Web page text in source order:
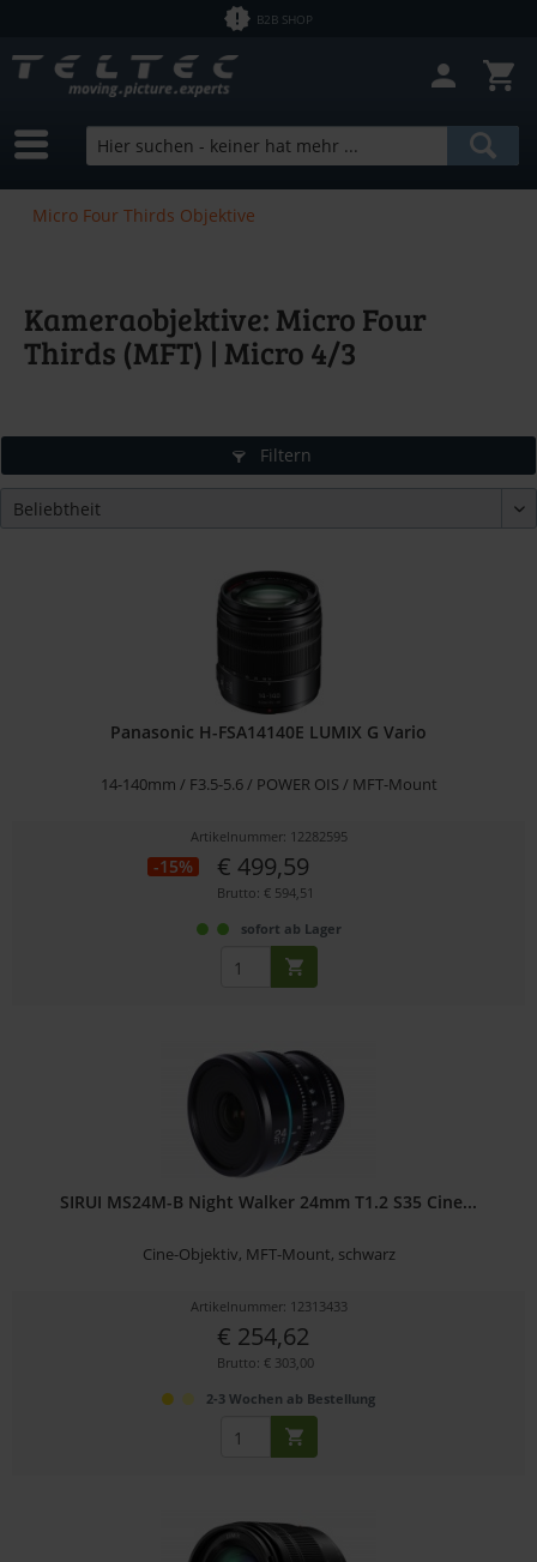
B2B SHOP
Micro Four Thirds Objektive
Kameraobjektive: Micro Four
Thirds (MFT) | Micro 4/3
Filtern
Panasonic H-FSA14140E LUMIX G Vario
14-140mm / F3.5-5.6 / POWER OIS / MFT-Mount
Artikelnummer: 12282595
-15% € 499,59
Brutto: € 594,51
sofort ab Lager
SIRUI MS24M-B Night Walker 24mm T1.2 S35 Cine...
Cine-Objektiv, MFT-Mount, schwarz
Artikelnummer: 12313433
€ 254,62
Brutto: € 303,00
2-3 Wochen ab Bestellung